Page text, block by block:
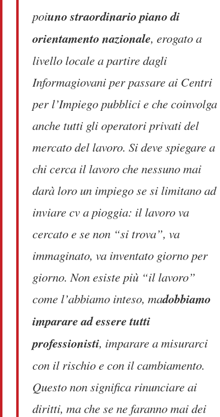
poiuno straordinario piano di
orientamento nazionale, erogato a
livello locale a partire dagli
Informagiovani per passare ai Centri
per l’Impiego pubblici e che coinvolga
anche tutti gli operatori privati del
mercato del lavoro. Si deve spiegare a
chi cerca il lavoro che nessuno mai
darà loro un impiego se si limitano ad
inviare cv a pioggia: il lavoro va
cercato e se non “si trova”, va
immaginato, va inventato giorno per
giorno. Non esiste più “il lavoro”
come l’abbiamo inteso, madobbiamo
imparare ad essere tutti
professionisti, imparare a misurarci
con il rischio e con il cambiamento.
Questo non significa rinunciare ai
diritti, ma che se ne faranno mai dei